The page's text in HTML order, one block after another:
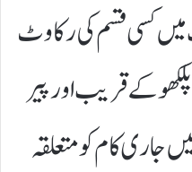
کسی قسم کی رکاوٹ
کے قریب اور پیر
جاری کام کو متعلقہ